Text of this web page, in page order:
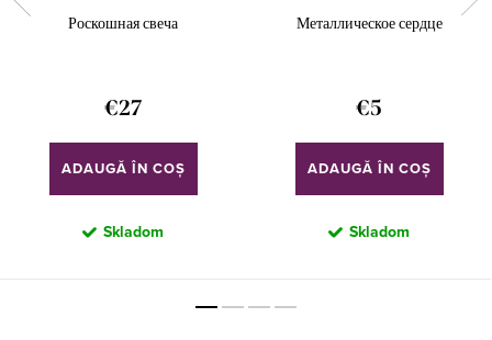
Роскошная свеча
€27
ADAUGĂ ÎN COŞ
Skladom
Металлическое сердце
€5
ADAUGĂ ÎN COŞ
Skladom